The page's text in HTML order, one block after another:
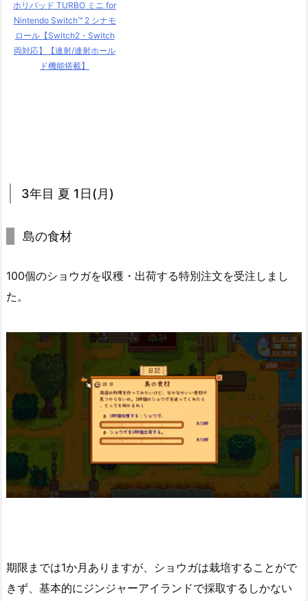
ホリパッド TURBO ミニ for
Nintendo Switch™ 2 シナモ
ロール【Switch2・Switch
両対応】【連射/連射ホール
ド機能搭載】
3年目 夏 1日(月)
島の食材
100個のショウガを収穫・出荷する特別注文を受注しまし
た。
期限までは1か月ありますが、ショウガは栽培することがで
きず、基本的にジンジャーアイランドで採取するしかない